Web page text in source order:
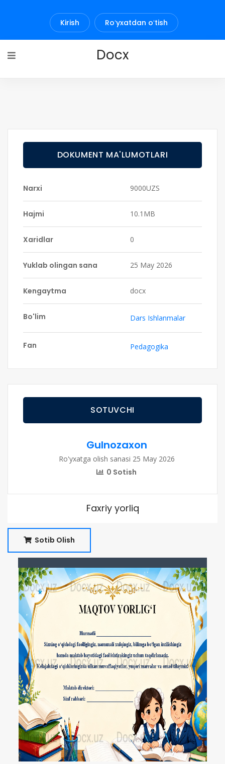
Kirish Roʻyxatdan oʻtish
Docx
DOKUMENT MA'LUMOTLARI
Narxi 9000UZS
Hajmi 10.1MB
Xaridlar 0
Yuklab olingan sana 25 May 2026
Kengaytma docx
Bo'lim Dars Ishlanmalar
Fan Pedagogika
SOTUVCHI
Gulnozaxon
Ro'yxatga olish sanasi 25 May 2026
0 Sotish
Faxriy yorliq
Sotib Olish